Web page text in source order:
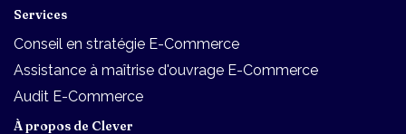
Services
Conseil en stratégie E-Commerce
Assistance à maîtrise d'ouvrage E-Commerce
Audit E-Commerce
À propos de Clever